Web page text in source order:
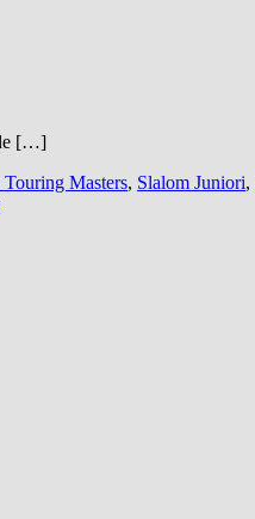
[…]
Masters, Slalom Juniori,